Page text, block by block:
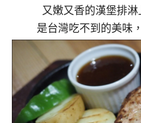
又嫩又香的漢堡排
是台灣吃不到的美味